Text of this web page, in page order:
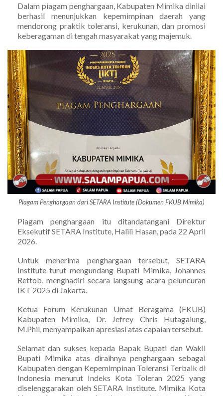
Dalam piagam penghargaan, Kabupaten Mimika dinilai
berhasil menunjukkan kepemimpinan daerah yang
mendorong praktik toleransi, kerukunan, dan promosi
keberagaman di tengah masyarakat yang majemuk.
Piagam Penghargaan dari SETARA Institute (Dokumen FKUB Mimika)
Piagam penghargaan itu ditandatangani Direktur
Eksekutif SETARA Institute, Halili Hasan, pada 22 April
2026.
Untuk menerima penghargaan tersebut, SETARA
Institute turut mengundang Bupati Mimika, Johannes
Rettob, menghadiri secara langsung acara peluncuran
IKT 2025 di Jakarta.
Ketua Forum Kerukunan Umat Beragama (FKUB)
Kabupaten Mimika, Dr. Jefrey Chris Hutagalung,
M.Phil, menyampaikan apresiasi atas capaian tersebut.
Selamat dan sukses kepada Bapak Bupati dan Wakil
Bupati Mimika atas diraihnya penghargaan sebagai
Kabupaten dengan Kepemimpinan Toleransi Terbaik di
Indonesia menurut Indeks Kota Toleran 2025 yang
diselenggarakan oleh SETARA Institute. Mimika Kota